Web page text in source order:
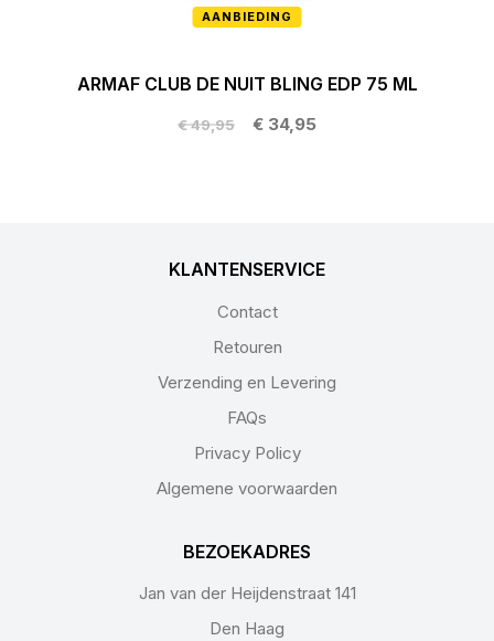
AANBIEDING
ARMAF CLUB DE NUIT BLING EDP 75 ML
€ 34,95
€ 49,95
KLANTENSERVICE
Contact
Retouren
Verzending en Levering
FAQs
Privacy Policy
Algemene voorwaarden
BEZOEKADRES
Jan van der Heijdenstraat 141
Den Haag